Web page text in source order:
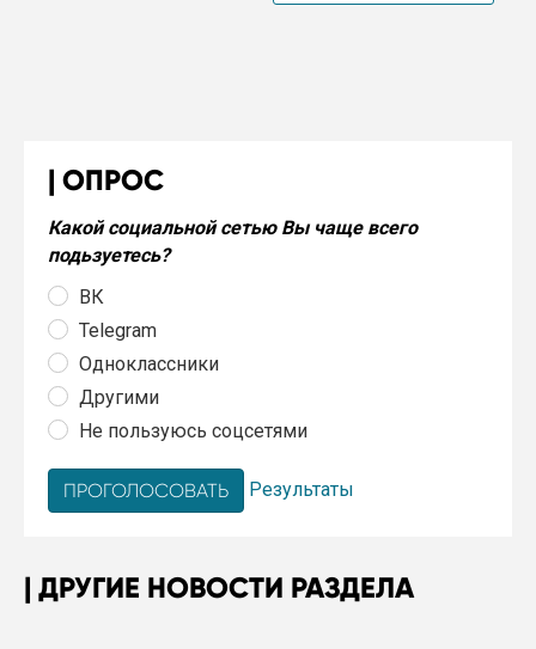
ОПРОС
Какой социальной сетью Вы чаще всего
подьзуетесь?
ВК
Telegram
Одноклассники
Другими
Не пользуюсь соцсетями
Результаты
ДРУГИЕ НОВОСТИ РАЗДЕЛА